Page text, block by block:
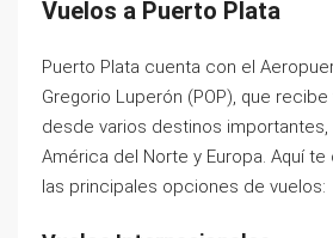
Vuelos a Puerto Plata
Puerto Plata cuenta con el
Gregorio Luperón (POP), que
desde varios destinos
América del Norte y Europa. Aquí
las principales opciones de vuelos: